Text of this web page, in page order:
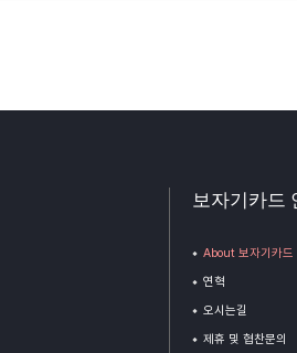
보자기카드
About 보자기카드
연혁
오시는길
제휴 및 협찬문의